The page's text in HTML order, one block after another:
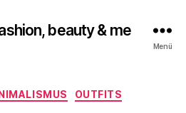
beauty & me
Menü
KategorienOUTFITS